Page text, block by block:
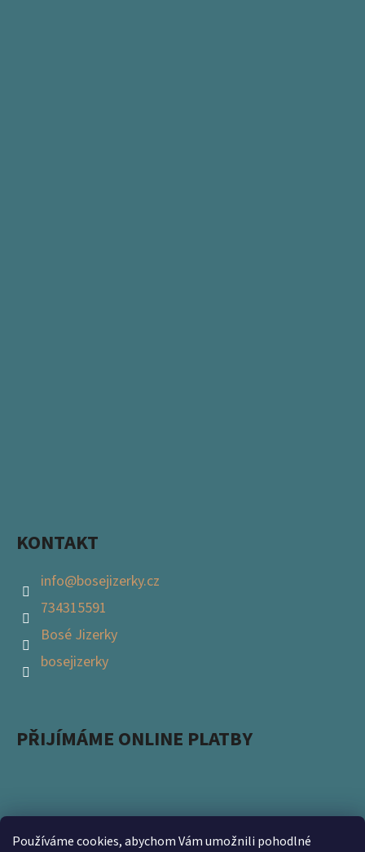
Používáme cookies, abychom Vám umožnili pohodlné
KONTAKT
info@bosejizerky.cz
734315591
Bosé Jizerky
bosejizerky
PŘIJÍMÁME ONLINE PLATBY